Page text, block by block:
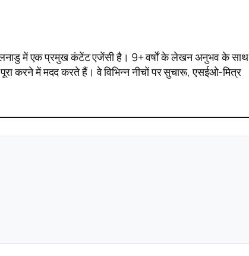
में एक प्रमुख कंटेंट एजेंसी है। 9+ वर्षों के लेखन अनुभव के
करने में मदद करते हैं। वे विभिन्न नीचों पर सुचारू, एसईओ-मित्र